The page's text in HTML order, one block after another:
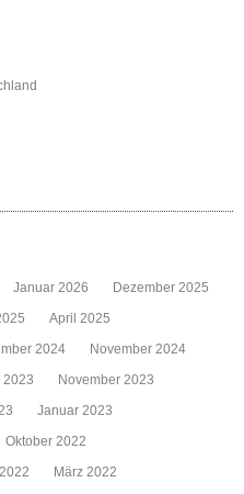
Januar 2026
Dezember 2025
April 2025
2024
November 2024
2023
November 2023
Januar 2023
Oktober 2022
März 2022